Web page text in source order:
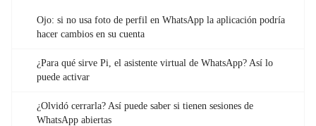
Ojo: si no usa foto de perfil en WhatsApp la aplicación podría
hacer cambios en su cuenta
¿Para qué sirve Pi, el asistente virtual de WhatsApp? Así lo
puede activar
¿Olvidó cerrarla? Así puede saber si tienen sesiones de
WhatsApp abiertas